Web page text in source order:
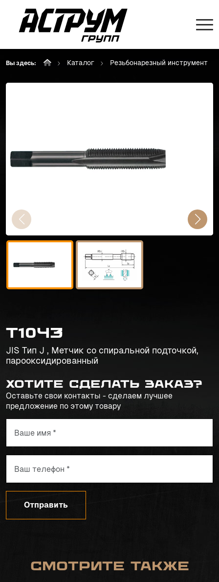
Вы здесь: Каталог Резьбонарезный инструмент
T1043
JIS Тип J , Метчик со спиральной подточкой,
парооксидированный
Хотите сделать заказ?
Оставьте свои контакты - сделаем лучшее
предложение по этому товару
Отправить
Смотрите также